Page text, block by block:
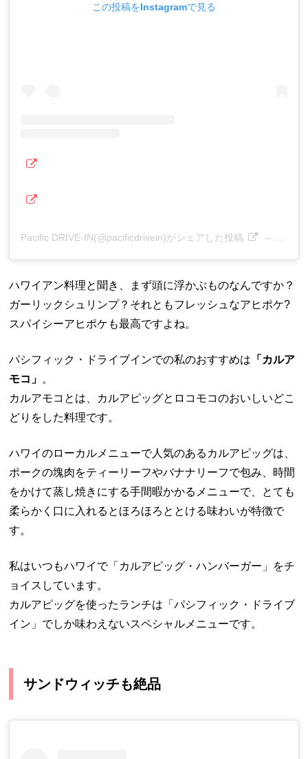
この投稿をInstagramで見る
Pacific DRIVE-IN(@pacificdrivein)がシェアした投稿 – 2018
ハワイアン料理と聞き、まず頭に浮かぶものなんですか？
ガーリックシュリンプ？それともフレッシュなアヒポケ?
スパイシーアヒポケも最高ですよね。
パシフィック・ドライブインでの私のおすすめは 「カルア
モコ」 。
カルアモコとは、カルアピッグとロコモコのおいしいどこ
どりをした料理です。
ハワイのローカルメニューで人気のあるカルアピッグは、
ポークの塊肉をティーリーフやバナナリーフで包み、時間
をかけて蒸し焼きにする手間暇かかるメニューで、とても
柔らかく口に入れるとほろほろととける味わいが特徴で
す。
私はいつもハワイで「カルアピッグ・ハンバーガー」をチ
ョイスしています。
カルアピッグを使ったランチは「パシフィック・ドライブ
イン」でしか味わえないスペシャルメニューです。
サンドウィッチも絶品